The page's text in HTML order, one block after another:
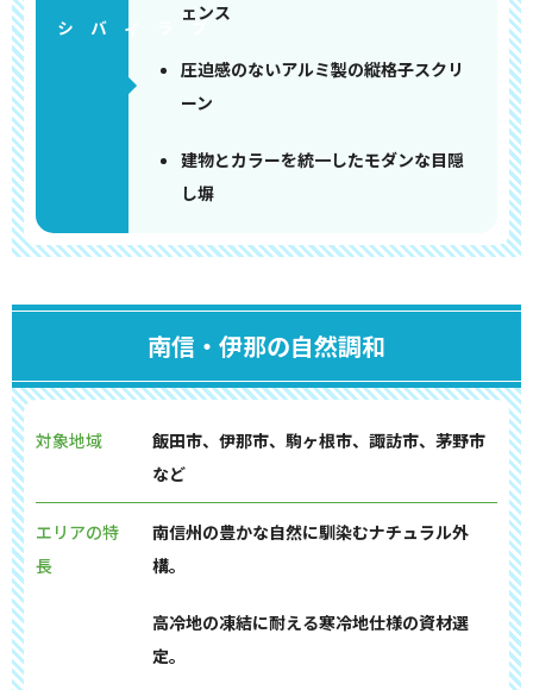
ェンス
圧迫感のないアルミ製の縦格子スクリ
ーン
建物とカラーを統一したモダンな目隠
し塀
南信・伊那の自然調和
対象地域
飯田市、伊那市、駒ヶ根市、諏訪市、茅野市
など
エリアの特
長
南信州の豊かな自然に馴染むナチュラル外
構。
高冷地の凍結に耐える寒冷地仕様の資材選
定。